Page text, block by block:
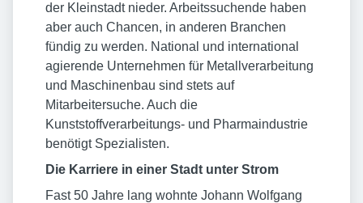
der Kleinstadt nieder. Arbeitssuchende haben
aber auch Chancen, in anderen Branchen
fündig zu werden. National und international
agierende Unternehmen für Metallverarbeitung
und Maschinenbau sind stets auf
Mitarbeitersuche. Auch die
Kunststoffverarbeitungs- und Pharmaindustrie
benötigt Spezialisten.
Die Karriere in einer Stadt unter Strom
Fast 50 Jahre lang wohnte Johann Wolfgang